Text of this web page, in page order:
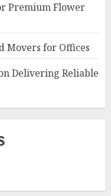
Premium Flower
Movers for Offices
Delivering Reliable